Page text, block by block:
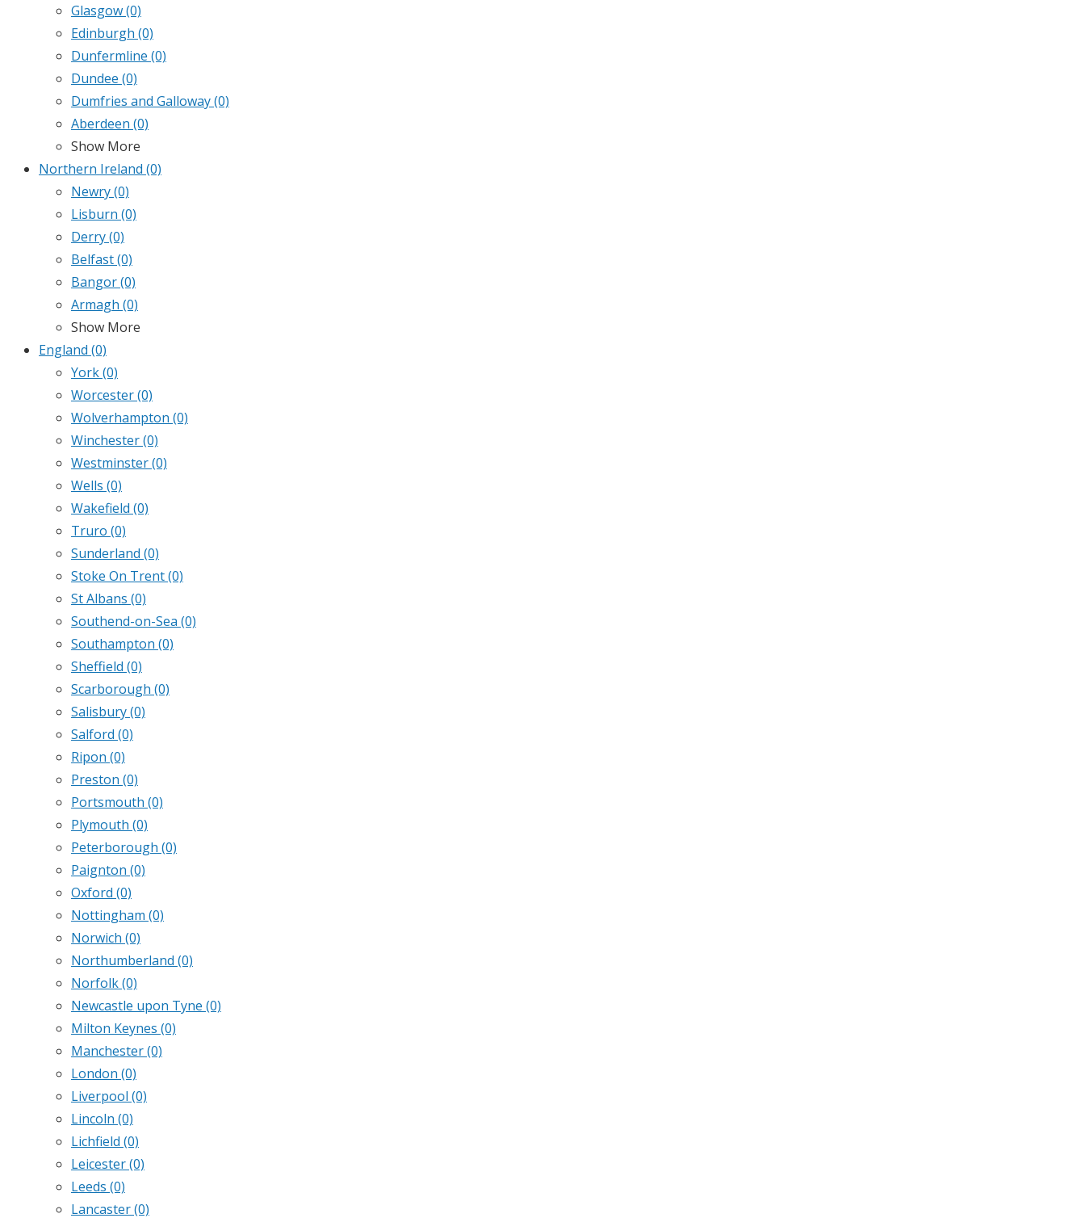
Glasgow(0)
Edinburgh (0)
Dunfermline (0)
Dundee (0)
Dumfries and Galloway(0)
Aberdeen (0)
Show More
Northern Ireland (0)
Newry(0)
Lisburn (0)
Derry(0)
Belfast(0)
Bangor(0)
Armagh (0)
Show More
England (0)
York(0)
Worcester(0)
Wolverhampton (0)
Winchester(0)
Westminster(0)
Wells (0)
Wakefield (0)
Truro (0)
Sunderland (0)
Stoke On Trent(0)
St Albans (0)
Southend-on-Sea (0)
Southampton (0)
Sheffield (0)
Scarborough (0)
Salisbury(0)
Salford (0)
Ripon (0)
Preston (0)
Portsmouth (0)
Plymouth (0)
Peterborough (0)
Paignton (0)
Oxford (0)
Nottingham (0)
Norwich (0)
Northumberland (0)
Norfolk(0)
Newcastle upon Tyne (0)
Milton Keynes (0)
Manchester(0)
London (0)
Liverpool (0)
Lincoln (0)
Lichfield (0)
Leicester(0)
Leeds (0)
Lancaster(0)